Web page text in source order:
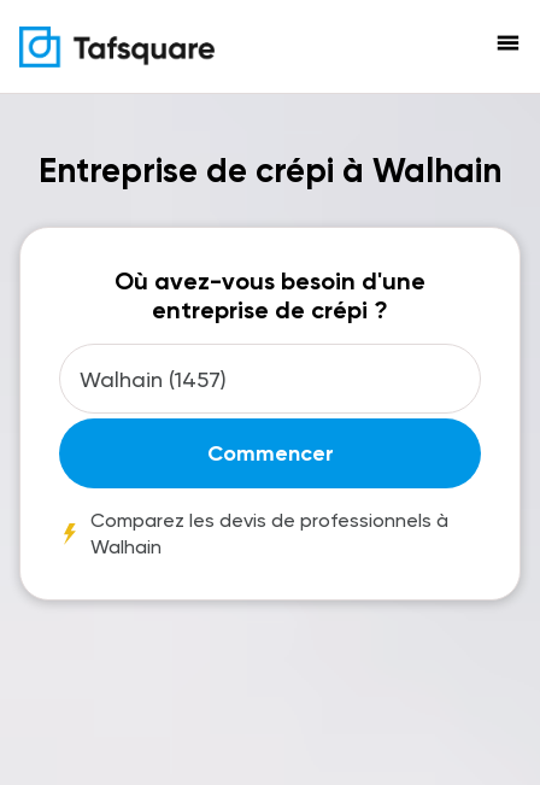
menu
Entreprise de crépi à Walhain
Où avez-vous besoin d'une
entreprise de crépi ?
Commencer
Comparez les devis de professionnels à
Walhain